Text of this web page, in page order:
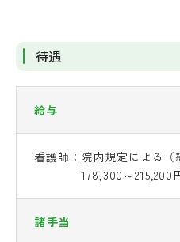
待遇
給与
看護師：院内規定による（
178,300～215,200円
諸手当